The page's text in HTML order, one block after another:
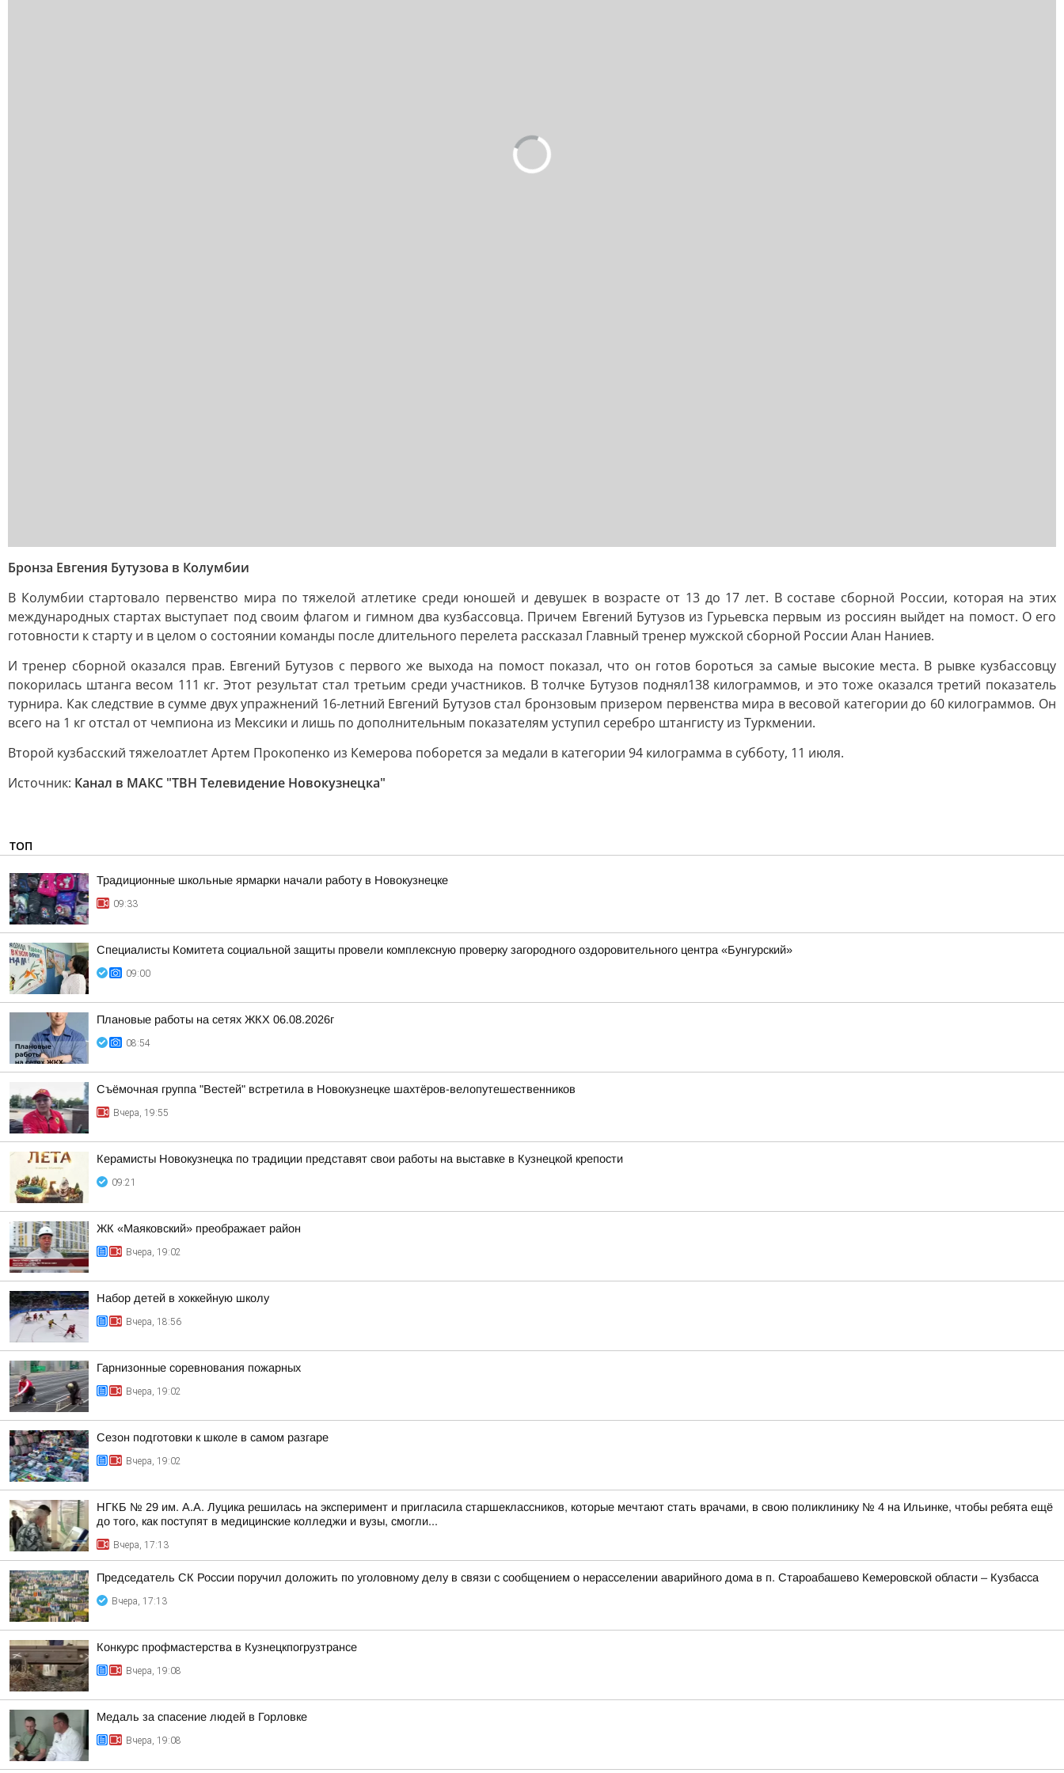
Бронза Евгения Бутузова в Колумбии
В Колумбии стартовало первенство мира по тяжелой атлетике среди юношей и девушек в возрасте от 13 до 17 лет. В составе сборной России, которая на этих
международных стартах выступает под своим флагом и гимном два кузбассовца. Причем Евгений Бутузов из Гурьевска первым из россиян выйдет на помост. О его
готовности к старту и в целом о состоянии команды после длительного перелета рассказал Главный тренер мужской сборной России Алан Наниев.
И тренер сборной оказался прав. Евгений Бутузов с первого же выхода на помост показал, что он готов бороться за самые высокие места. В рывке кузбассовцу
покорилась штанга весом 111 кг. Этот результат стал третьим среди участников. В толчке Бутузов поднял138 килограммов, и это тоже оказался третий показатель
турнира. Как следствие в сумме двух упражнений 16-летний Евгений Бутузов стал бронзовым призером первенства мира в весовой категории до 60 килограммов. Он
всего на 1 кг отстал от чемпиона из Мексики и лишь по дополнительным показателям уступил серебро штангисту из Туркмении.
Второй кузбасский тяжелоатлет Артем Прокопенко из Кемерова поборется за медали в категории 94 килограмма в субботу, 11 июля.
Источник: Канал в МАКС "ТВН Телевидение Новокузнецка"
ТОП
Традиционные школьные ярмарки начали работу в Новокузнецке
09:33
Специалисты Комитета социальной защиты провели комплексную проверку загородного оздоровительного центра «Бунгурский»
09:00
Плановые работы на сетях ЖКХ 06.08.2026г
08:54
Съёмочная группа "Вестей" встретила в Новокузнецке шахтёров-велопутешественников
Вчера, 19:55
Керамисты Новокузнецка по традиции представят свои работы на выставке в Кузнецкой крепости
09:21
ЖК «Маяковский» преображает район
Вчера, 19:02
Набор детей в хоккейную школу
Вчера, 18:56
Гарнизонные соревнования пожарных
Вчера, 19:02
Сезон подготовки к школе в самом разгаре
Вчера, 19:02
НГКБ № 29 им. А.А. Луцика решилась на эксперимент и пригласила старшеклассников, которые мечтают стать врачами, в свою поликлинику № 4 на Ильинке, чтобы ребята ещё
до того, как поступят в медицинские колледжи и вузы, смогли...
Вчера, 17:13
Председатель СК России поручил доложить по уголовному делу в связи с сообщением о нерасселении аварийного дома в п. Староабашево Кемеровской области – Кузбасса
Вчера, 17:13
Конкурс профмастерства в Кузнецкпогрузтрансе
Вчера, 19:08
Медаль за спасение людей в Горловке
Вчера, 19:08